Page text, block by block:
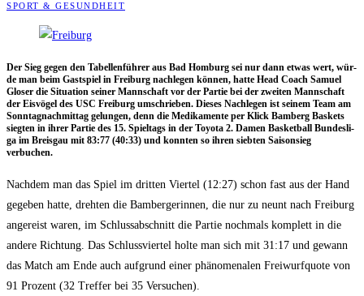
SPORT & GESUNDHEIT
Der Sieg gegen den Tabel­len­füh­rer aus Bad Hom­burg sei nur dann etwas wert, wür­
de man beim Gast­spiel in Frei­burg nach­le­gen kön­nen, hat­te Head Coach Samu­el
Glo­ser die Situa­ti­on sei­ner Mann­schaft vor der Par­tie bei der zwei­ten Mann­schaft
der Eis­vö­gel des USC Frei­burg umschrie­ben. Die­ses Nach­le­gen ist sei­nem Team am
Sonn­tag­nach­mit­tag gelun­gen, denn die Medi­ka­men­te per Klick Bam­berg Bas­kets
sieg­ten in ihrer Par­tie des 15. Spiel­tags in der Toyo­ta 2. Damen Bas­ket­ball Bun­des­li­
ga im Breis­gau mit 83:77 (40:33) und konn­ten so ihren sieb­ten Sai­son­sieg
verbuchen.
Nach­dem man das Spiel im drit­ten Vier­tel (12:27) schon fast aus der Hand
gege­ben hat­te, dreh­ten die Bam­ber­ge­rin­nen, die nur zu neunt nach Frei­burg
ange­reist waren, im Schluss­ab­schnitt die Par­tie noch­mals kom­plett in die
ande­re Rich­tung. Das Schluss­vier­tel hol­te man sich mit 31:17 und gewann
das Match am Ende auch auf­grund einer phä­no­me­na­len Frei­wurf­quo­te von
91 Pro­zent (32 Tref­fer bei 35 Versuchen).